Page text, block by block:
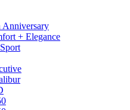
Anniversary
+ Elegance